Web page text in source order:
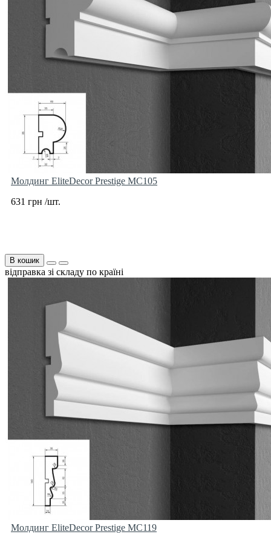
Молдинг EliteDecor Prestige MC105
631 грн /шт.
В кошик
відправка зі складу по країні
Молдинг EliteDecor Prestige MC119